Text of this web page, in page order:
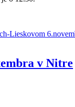
Lieskovom
v Nitre